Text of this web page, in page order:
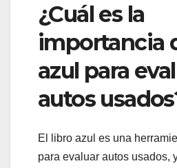
¿Cuál es la
importancia
azul para
autos
El libro azul es una
para evaluar autos usados,